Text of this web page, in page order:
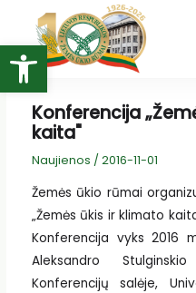
Open toolbar
turinio
Konferencija
kaita"
Naujienos / 2016-11-01
Žemės ūkio rūmai
„Žemės ūkis ir klimato
Konferencija vyks 2016
Aleksandro
Konferencijų salėje,